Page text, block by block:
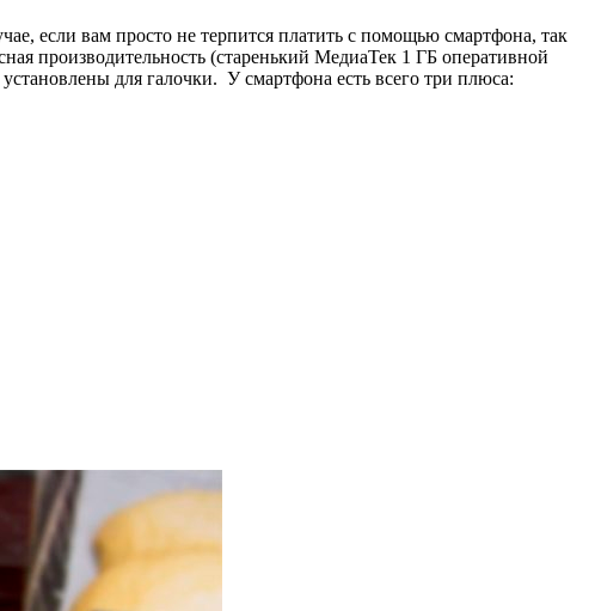
если вам просто не терпится платить с помощью смартфона, так
производительность (старенький МедиаТек 1 ГБ оперативной
для галочки. У смартфона есть всего три плюса: